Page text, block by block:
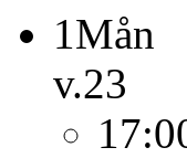
1Mån
v.23